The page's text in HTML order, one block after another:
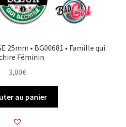
25mm • BG00681 • Famille qui
Féminin
3,00€
au panier